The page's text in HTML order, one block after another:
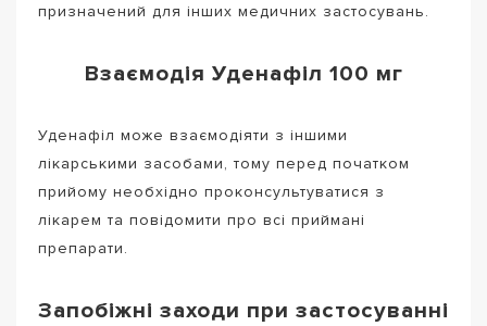
призначений для інших медичних застосувань.
Взаємодія Уденафіл 100 мг
Уденафіл може взаємодіяти з іншими
лікарськими засобами, тому перед початком
прийому необхідно проконсультуватися з
лікарем та повідомити про всі приймані
препарати.
Запобіжні заходи при застосуванні